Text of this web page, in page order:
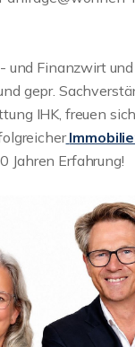
und Finanzwirt und
gepr.
IHK, freuen
Jahren Erfahrung!